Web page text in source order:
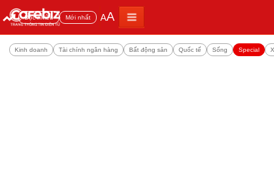
Đọc nhiều Mới nhất AA
Kinh doanh Tài chính ngân hàng Bất động sản Quốc tế Sống Special